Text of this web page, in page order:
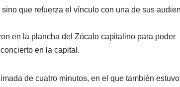
que refuerza el vínculo con una de sus
en la plancha del Zócalo capitalino para poder
en la capital.
de cuatro minutos, en el que también